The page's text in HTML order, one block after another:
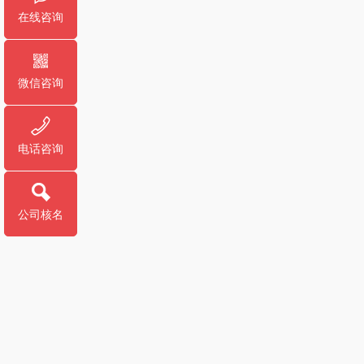
在线咨询
微信咨询
电话咨询
公司核名